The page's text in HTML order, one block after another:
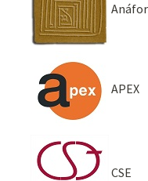
APEX
CSE